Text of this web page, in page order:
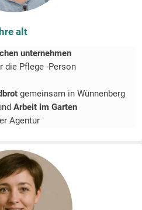
alt
unternehmen
die Pflege -Person
gemeinsam in Wünnenberg
Arbeit im Garten
Agentur